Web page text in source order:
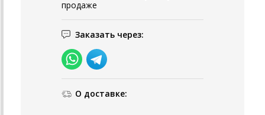
продаже
Заказать через:
О доставке: